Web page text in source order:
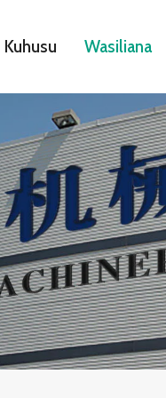
Kuhusu Wasiliana